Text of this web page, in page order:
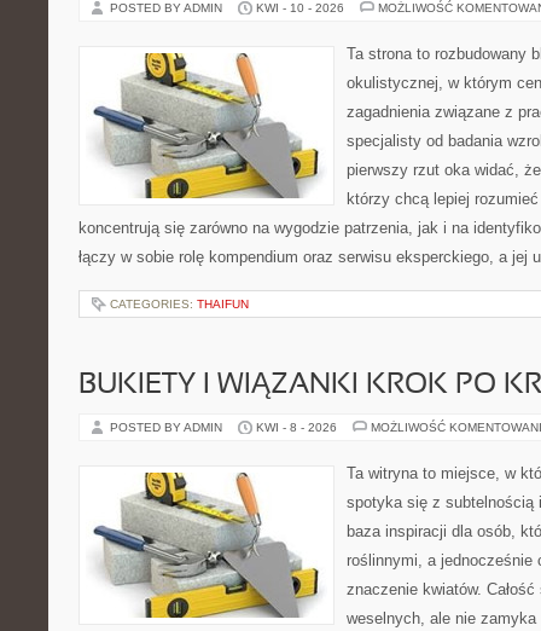
POSTED BY ADMIN KWI - 10 - 2026 MOŻLIWOŚĆ
Ta strona to rozbudowany
okulistycznej, w którym
zagadnienia związane z
specjalisty od badania
pierwszy rzut oka widać,
którzy chcą lepiej
koncentrują się zarówno na wygodzie patrzenia, jak i na
łączy w sobie rolę kompendium oraz serwisu eksperckiego, a jej
CATEGORIES: THAIFUN
BUKIETY I WIĄZANKI KROK PO
POSTED BY ADMIN KWI - 8 - 2026 MOŻLIWOŚĆ
Ta witryna to miejsce, w
spotyka się z subtelnością
baza inspiracji dla osób,
roślinnymi, a jednocześnie
znaczenie kwiatów.
weselnych, ale nie zamyka